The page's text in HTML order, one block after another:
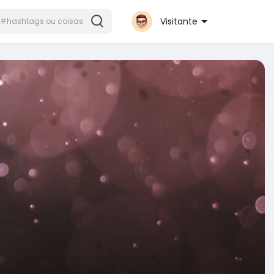
Visitante